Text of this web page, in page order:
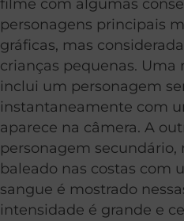
filme com algumas
personagens principais
gráficas, mas
crianças pequenas.
inclui um personagem
instantaneamente com
aparece na câmera. A
personagem
baleado nas costas com
sangue é mostrado
intensidade é grande e